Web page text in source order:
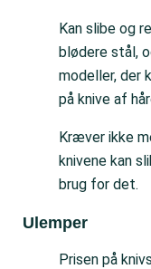
Kan slibe og
blødere stål,
modeller, der
på knive af
Kræver ikke
knivene kan
brug for det.
Ulemper
Prisen på